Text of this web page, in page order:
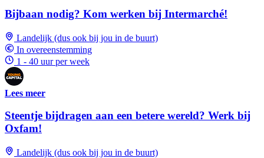
Bijbaan nodig? Kom werken bij Intermarché!
Landelijk (dus ook bij jou in de buurt)
In overeenstemming
1 - 40 uur per week
Lees meer
Steentje bijdragen aan een betere wereld? Werk bij
Oxfam!
Landelijk (dus ook bij jou in de buurt)